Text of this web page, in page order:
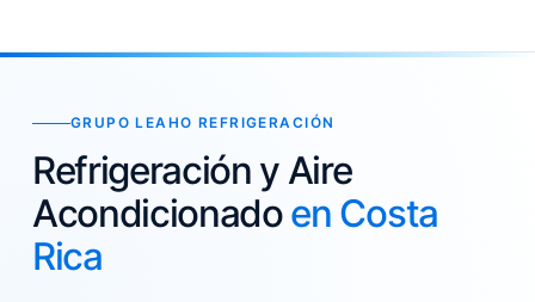
GRUPO LEAHO REFRIGERACIÓN
Refrigeración y Aire
Acondicionadoen Costa
Rica